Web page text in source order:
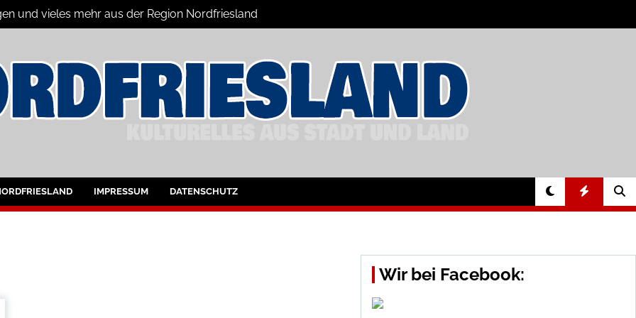
und vieles mehr aus der Region Nordfriesland
für Nordfriesland und Husum
IMPRESSUM DATENSCHUTZ
Wir bei Facebook: